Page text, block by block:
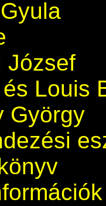
József
Louis
György